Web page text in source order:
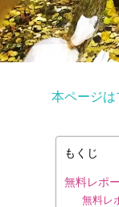
本ページ
もくじ
無料レポ
無料レ